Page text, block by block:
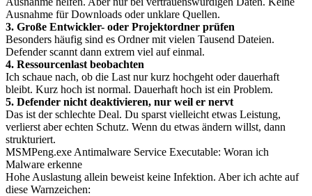
Ausnahme für Downloads oder unklare Quellen.
3. Große Entwickler- oder Projektordner prüfen
Besonders häufig sind es Ordner mit vielen Tausend Dateien.
Defender scannt dann extrem viel auf einmal.
4. Ressourcenlast beobachten
Ich schaue nach, ob die Last nur kurz hochgeht oder dauerhaft
bleibt. Kurz hoch ist normal. Dauerhaft hoch ist ein Problem.
5. Defender nicht deaktivieren, nur weil er nervt
Das ist der schlechte Deal. Du sparst vielleicht etwas Leistung,
verlierst aber echten Schutz. Wenn du etwas ändern willst, dann
strukturiert.
MSMPeng.exe Antimalware Service Executable: Woran ich
Malware erkenne
Hohe Auslastung allein beweist keine Infektion. Aber ich achte auf
diese Warnzeichen: